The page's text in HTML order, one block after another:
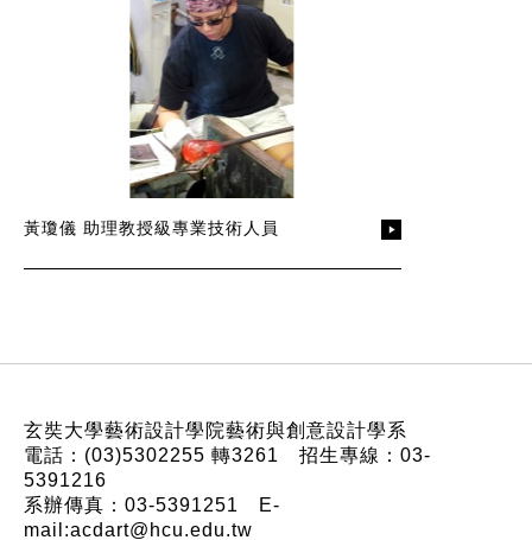
黃瓊儀 助理教授級專業技術人員
玄奘大學藝術設計學院藝術與創意設計學系
電話：(03)5302255 轉3261 招生專線：03-
5391216
系辦傳真：03-5391251 E-
mail:acdart@hcu.edu.tw